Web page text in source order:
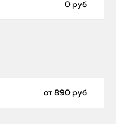
0 руб
от 890 руб